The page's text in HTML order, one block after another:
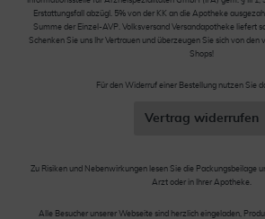
Erstattungsfall abzügl. 5% von der KK an die Apotheke
Summe der Einzel-AVP. Volksversand Versandapotheke liefert
Schenken Sie uns Ihr Vertrauen und überzeugen Sie sich von den
Shops!
Für den Widerruf einer Bestellung nutzen Sie
Vertrag widerrufen
Zu Risiken und Nebenwirkungen lesen Sie die Packungsbeilage
Arzt oder in Ihrer Apotheke.
Alle Besucher unserer Webseite sind herzlich eingeladen,